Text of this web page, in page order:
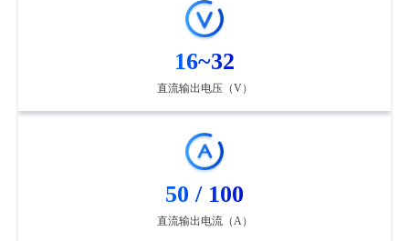
16~32
直流输出电压（V）
50 / 100
直流输出电流（A）